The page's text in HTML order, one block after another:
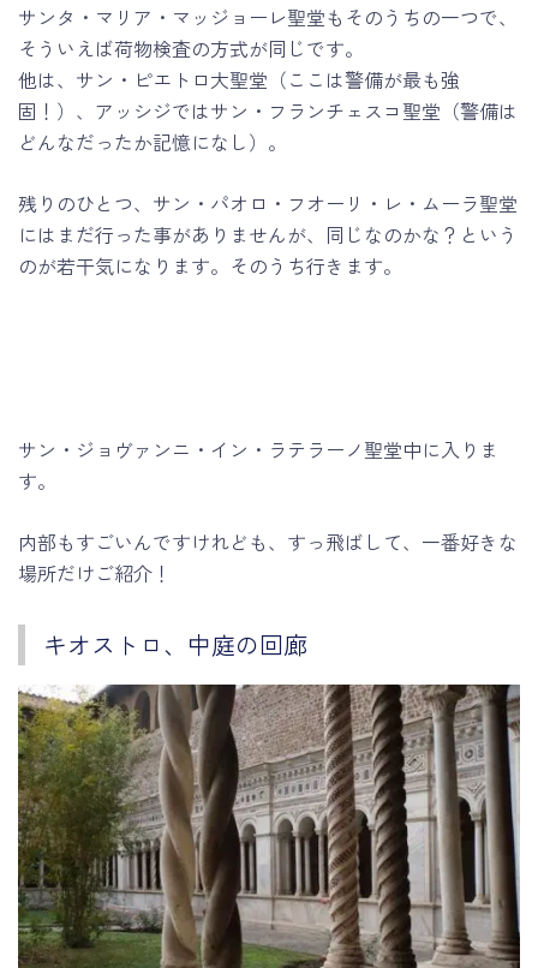
サンタ・マリア・マッジョーレ聖堂もそのうちの一つで、
そういえば荷物検査の方式が同じです。
他は、サン・ピエトロ大聖堂（ここは警備が最も強
固！）、アッシジではサン・フランチェスコ聖堂（警備は
どんなだったか記憶になし）。
残りのひとつ、サン・パオロ・フオーリ・レ・ムーラ聖堂
にはまだ行った事がありませんが、同じなのかな？という
のが若干気になります。そのうち行きます。
サン・ジョヴァンニ・イン・ラテラーノ聖堂中に入りま
す。
内部もすごいんですけれども、すっ飛ばして、一番好きな
場所だけご紹介！
キオストロ、中庭の回廊